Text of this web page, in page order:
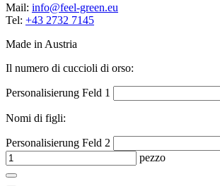
Mail: info@feel-green.eu
Tel: +43 2732 7145
Made in Austria
Il numero di cuccioli di orso:
Personalisierung Feld 1
Nomi di figli:
Personalisierung Feld 2
pezzo